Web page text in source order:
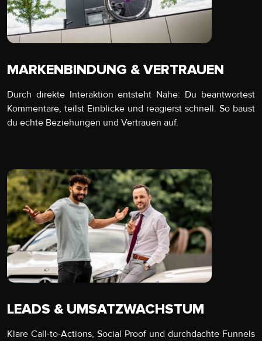
MARKENBINDUNG & VERTRAUEN
Durch direkte Interaktion entsteht Nähe: Du beantwortest
Kommentare, teilst Einblicke und reagierst schnell. So baust
du echte Beziehungen und Vertrauen auf.
LEADS & UMSATZWACHSTUM
Klare Call-to-Actions, Social Proof und durchdachte Funnels